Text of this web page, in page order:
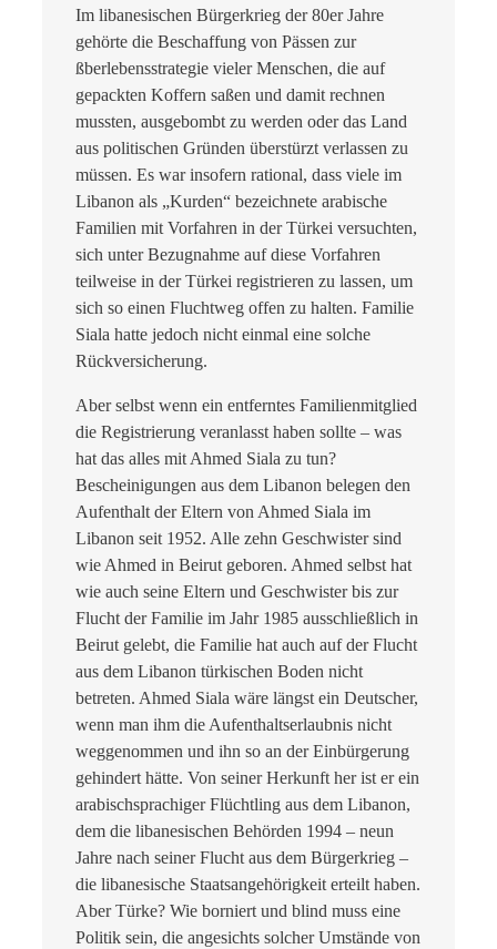
Im libanesischen Bürgerkrieg der 80er Jahre
gehörte die Beschaffung von Pässen zur
ßberlebensstrategie vieler Menschen, die auf
gepackten Koffern saßen und damit rechnen
mussten, ausgebombt zu werden oder das Land
aus politischen Gründen überstürzt verlassen zu
müssen. Es war insofern rational, dass viele im
Libanon als „Kurden“ bezeichnete arabische
Familien mit Vorfahren in der Türkei versuchten,
sich unter Bezugnahme auf diese Vorfahren
teilweise in der Türkei registrieren zu lassen, um
sich so einen Fluchtweg offen zu halten. Familie
Siala hatte jedoch nicht einmal eine solche
Rückversicherung.
Aber selbst wenn ein entferntes Familienmitglied
die Registrierung veranlasst haben sollte – was
hat das alles mit Ahmed Siala zu tun?
Bescheinigungen aus dem Libanon belegen den
Aufenthalt der Eltern von Ahmed Siala im
Libanon seit 1952. Alle zehn Geschwister sind
wie Ahmed in Beirut geboren. Ahmed selbst hat
wie auch seine Eltern und Geschwister bis zur
Flucht der Familie im Jahr 1985 ausschließlich in
Beirut gelebt, die Familie hat auch auf der Flucht
aus dem Libanon türkischen Boden nicht
betreten. Ahmed Siala wäre längst ein Deutscher,
wenn man ihm die Aufenthaltserlaubnis nicht
weggenommen und ihn so an der Einbürgerung
gehindert hätte. Von seiner Herkunft her ist er ein
arabischsprachiger Flüchtling aus dem Libanon,
dem die libanesischen Behörden 1994 – neun
Jahre nach seiner Flucht aus dem Bürgerkrieg –
die libanesische Staatsangehörigkeit erteilt haben.
Aber Türke? Wie borniert und blind muss eine
Politik sein, die angesichts solcher Umstände von